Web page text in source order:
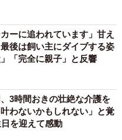
ーに追われています」甘え
後は飼い主にダイブする姿
「完全に親子」と反響
3時間おきの壮絶な介護を
わないかもしれない」と覚
を迎えて感動